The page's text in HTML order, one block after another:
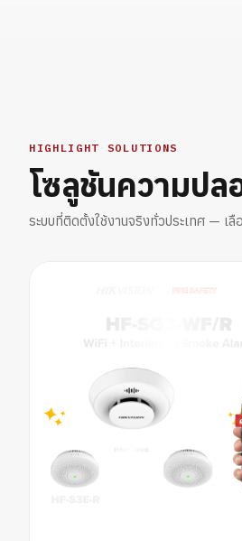
HIGHLIGHT SOLUTIONS
โซลูชันความป
ระบบที่ติดตั้งใช้งานจริงทั่วประเทศ — เลื